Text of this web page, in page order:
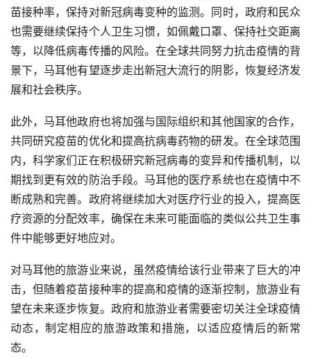
苗接种率，保持对新冠病毒变种的监测。同时，政府和民众
也需要继续保持个人卫生习惯，如佩戴口罩、保持社交距离
等，以降低病毒传播的风险。在全球共同努力抗击疫情的背
景下，马耳他有望逐步走出新冠大流行的阴影，恢复经济发
展和社会秩序。
此外，马耳他政府也将加强与国际组织和其他国家的合作，
共同研究疫苗的优化和提高抗病毒药物的研发。在全球范围
内，科学家们正在积极研究新冠病毒的变异和传播机制，以
期找到更有效的防治手段。马耳他的医疗系统也在疫情中不
断成熟和完善。政府将继续加大对医疗行业的投入，提高医
疗资源的分配效率，确保在未来可能面临的类似公共卫生事
件中能够更好地应对。
对马耳他的旅游业来说，虽然疫情给该行业带来了巨大的冲
击，但随着疫苗接种率的提高和疫情的逐渐控制，旅游业有
望在未来逐步恢复。政府和旅游业者需要密切关注全球疫情
动态，制定相应的旅游政策和措施，以适应疫情后的新常
态。